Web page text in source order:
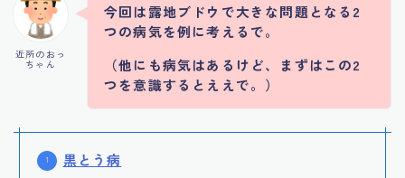
近所のおっ
ちゃん
今回は露地ブドウで大きな問題となる2
つの病気を例に考えるで。
（他にも病気はあるけど、まずはこの2
つを意識するとええで。）
黒とう病